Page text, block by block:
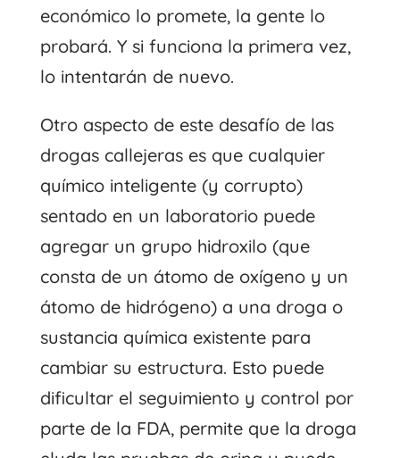
económico lo promete, la gente lo
probará. Y si funciona la primera vez,
lo intentarán de nuevo.
Otro aspecto de este desafío de las
drogas callejeras es que cualquier
químico inteligente (y corrupto)
sentado en un laboratorio puede
agregar un grupo hidroxilo (que
consta de un átomo de oxígeno y un
átomo de hidrógeno) a una droga o
sustancia química existente para
cambiar su estructura. Esto puede
dificultar el seguimiento y control por
parte de la FDA, permite que la droga